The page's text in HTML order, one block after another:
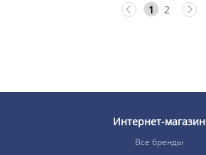
1 2
Интернет-магазин
Все бренды